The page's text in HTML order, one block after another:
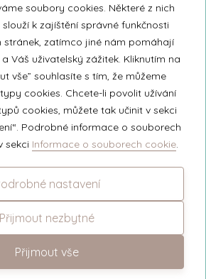
© 2026 Unipar
+420 571 651 531
eshop@unipar.cz
Facebook
Instagram
Změnit nastavení cookies
soubory cookies. Některé z nich
k zajíštění správné funkčnosti
stránek, zatímco jiné nám pomáhají
Váš uživatelský zážitek. Kliknutím na
vše” souhlasíte s tím, že můžeme
cookies. Chcete-li povolit užívání
cookies, můžete tak učinit v sekci
Podrobné informace o souborech
sekci Informace o souborech cookie.
nastavení
Přijmout nezbytné
Přijmout vše